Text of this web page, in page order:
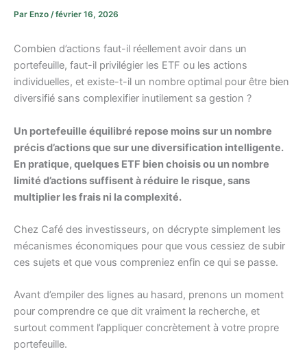
Par Enzo /février 16, 2026
Combien d’actions faut-il réellement avoir dans un
portefeuille, faut-il privilégier les ETF ou les actions
individuelles, et existe-t-il un nombre optimal pour être bien
diversifié sans complexifier inutilement sa gestion ?
Un portefeuille équilibré repose moins sur un nombre
précis d’actions que sur une diversification intelligente.
En pratique, quelques ETF bien choisis ou un nombre
limité d’actions suffisent à réduire le risque, sans
multiplier les frais ni la complexité.
Chez Café des investisseurs, on décrypte simplement les
mécanismes économiques pour que vous cessiez de subir
ces sujets et que vous compreniez enfin ce qui se passe.
Avant d’empiler des lignes au hasard, prenons un moment
pour comprendre ce que dit vraiment la recherche, et
surtout comment l’appliquer concrètement à votre propre
portefeuille.